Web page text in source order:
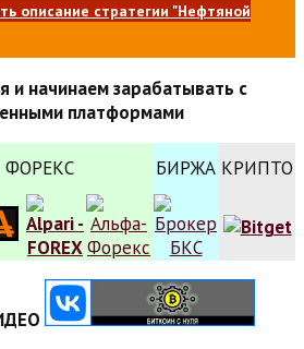
описание стратегии "Нефтяной
и начинаем зарабатывать с
платформами
ФОРЕКС БИРЖА КРИПТО